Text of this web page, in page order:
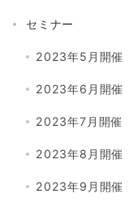
セミナー
2023年5月開催
2023年6月開催
2023年7月開催
2023年8月開催
2023年9月開催